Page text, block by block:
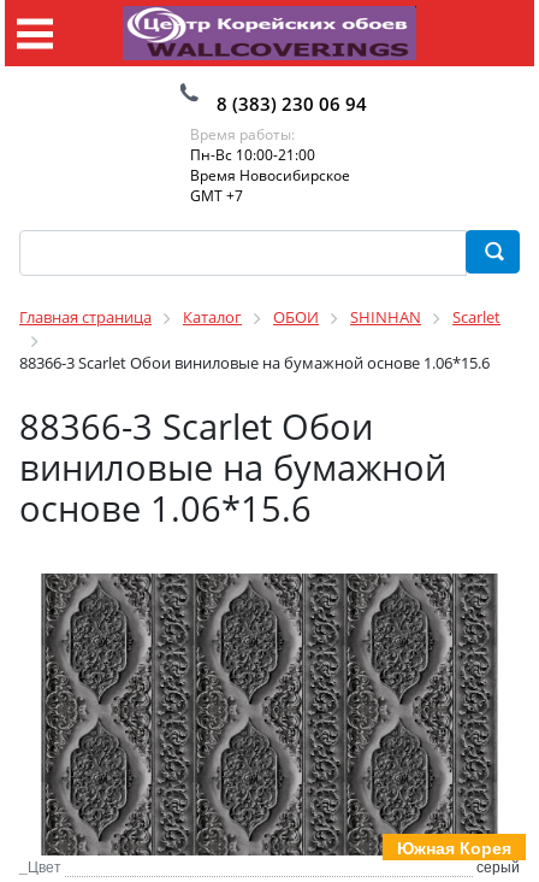
8 (383) 230 06 94
Время работы:
Пн-Вс 10:00-21:00
Время Новосибирское
GMT +7
Главная страница Каталог ОБОИ SHINHAN Scarlet
88366-3 Scarlet Обои виниловые на бумажной основе 1.06*15.6
88366-3 Scarlet Обои
виниловые на бумажной
основе 1.06*15.6
Южная Корея
_Цвет
серый